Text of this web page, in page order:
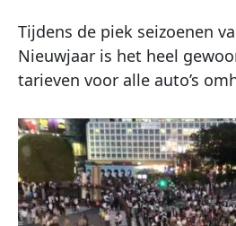
Tijdens de piek seizoenen
Nieuwjaar is het heel
tarieven voor alle auto’s